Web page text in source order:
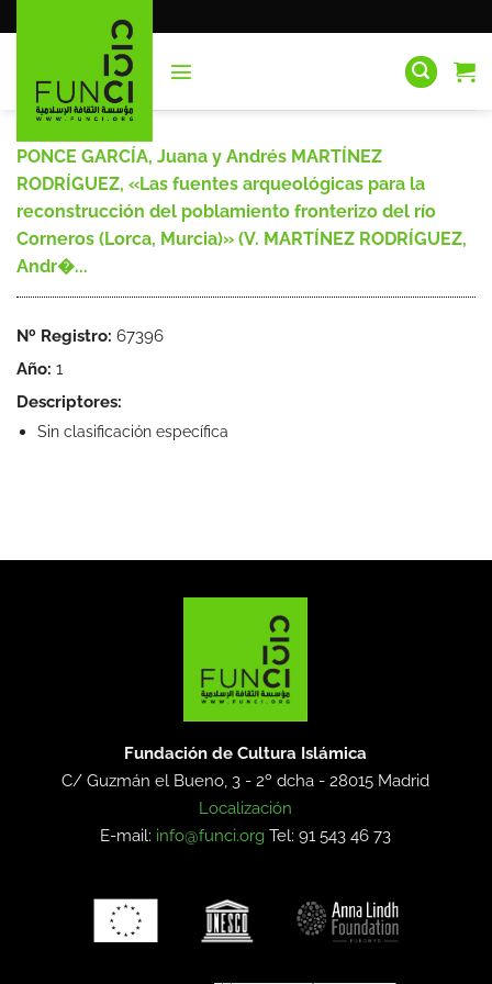
al
PONCE GARCÍA, Juana y Andrés MARTÍNEZ
RODRÍGUEZ, «Las fuentes arqueológicas para la
reconstrucción del poblamiento fronterizo del río
Corneros (Lorca, Murcia)» (V. MARTÍNEZ RODRÍGUEZ,
Andr�...
Nº Registro: 67396
Año: 1
Descriptores:
Sin clasificación específica
Fundación de Cultura Islámica
C/ Guzmán el Bueno, 3 - 2º dcha -28015 Madrid
Localización
E-mail: info@funci.org Tel: 91 543 46 73